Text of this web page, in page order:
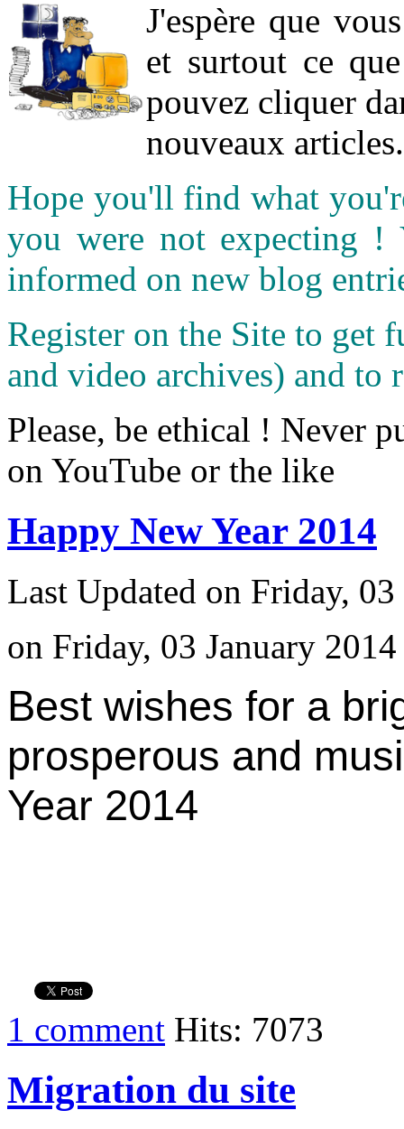
J'espère que
et surtout ce
pouvez cliquer
nouveaux articles.
Hope you'll find what
you were not expecting !
informed on new blog
Register on the Site to get
and video archives) and to
Please, be ethical ! Never
on YouTube or the like
Happy New Year 2014
Last Updated on Friday,
on Friday, 03 January
Best wishes for a
prosperous and
Year 2014
1 comment Hits: 7073
Migration du site